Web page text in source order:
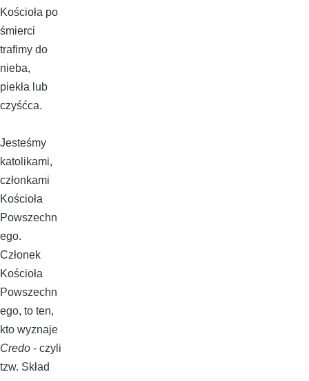
Kościoła po
śmierci
trafimy do
nieba,
piekła lub
czyśćca.
Jesteśmy
katolikami,
członkami
Kościoła
Powszechn
ego.
Członek
Kościoła
Powszechn
ego, to ten,
kto wyznaje
Credo - czyli
tzw. Skład